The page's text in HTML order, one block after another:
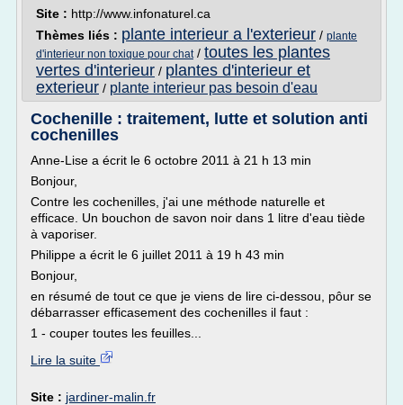
Site : http://www.infonaturel.ca
Thèmes liés : plante interieur a l'exterieur / plante
d'interieur non toxique pour chat/ toutes les plantes
vertes d'interieur / plantes d'interieur et
exterieur / plante interieur pas besoin d'eau
Cochenille : traitement, lutte et solution anti
cochenilles
Anne-Lise a écrit le 6 octobre 2011 à 21 h 13 min
Bonjour,
Contre les cochenilles, j'ai une méthode naturelle et
efficace. Un bouchon de savon noir dans 1 litre d'eau tiède
à vaporiser.
Philippe a écrit le 6 juillet 2011 à 19 h 43 min
Bonjour,
en résumé de tout ce que je viens de lire ci-dessou, pôur se
débarrasser efficasement des cochenilles il faut :
1 - couper toutes les feuilles...
Lire la suite
Site : jardiner-malin.fr